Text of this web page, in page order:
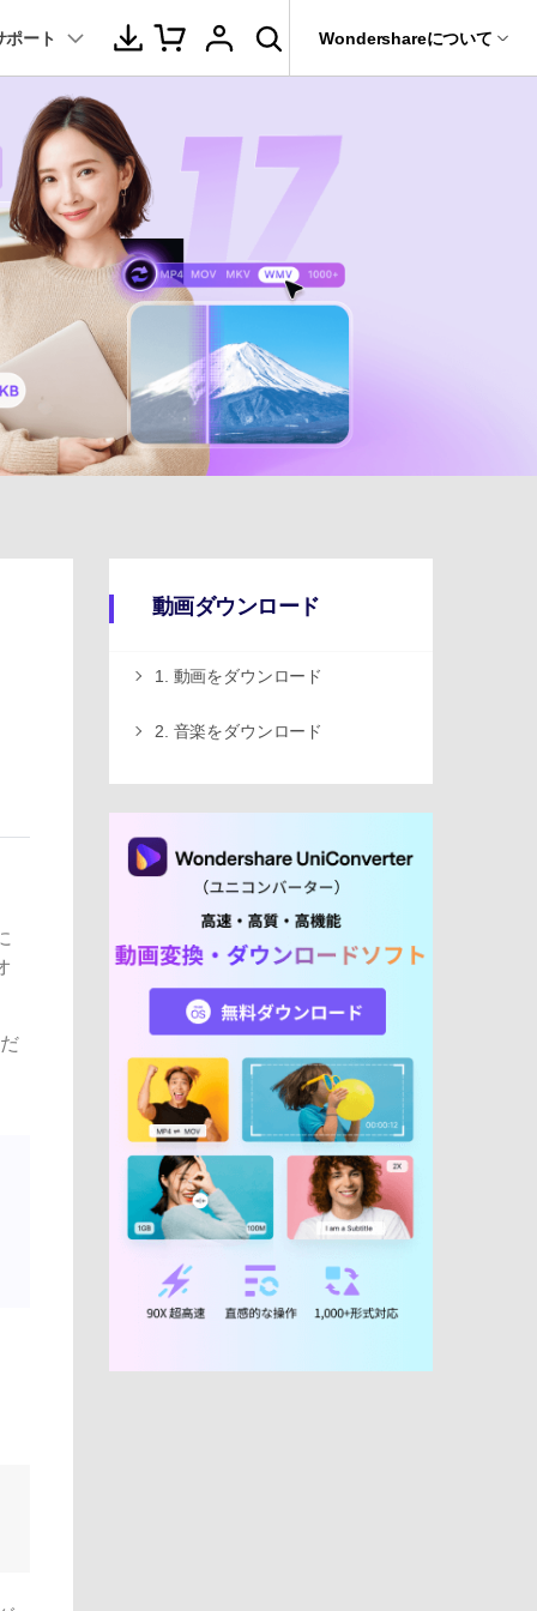
・バックアップ
ソフト
・ファイル修復ソフト
ォン管理ソフト
データ転送ソフト
を守るアプリ
法人様向けお問い合わせ窓口
パートナープログラム
サポートセンター
データ復元・転送
Dr.Fone
Recoverit
サポート Wondershareについて
音声/動画
動画・音声変換 > プレーヤー >
動画・音声圧縮 >
動画・音声編集 > 音声をテキストに >
その他の機能 > 録画・録音 >
動画関連のコツ
動画・音楽変換
動画ダウンロード
動画圧縮
もっと見る >>
教育現場で活用
YouTube関連
活用シーン
ポート
バージョン履歴
動画ダウンロード
1. 動画をダウンロード
2. 音楽をダウンロード